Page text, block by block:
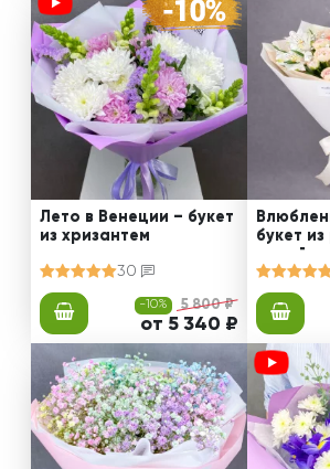
Лето в Венеции – букет
из хризантем
30
-10% 5 800 ₽
от 5 340 ₽
букет
мерий